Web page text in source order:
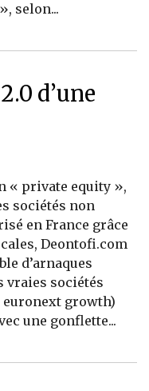
selon...
d’une
« private equity »,
sociétés non
en France grâce
Deontofi.com
d’arnaques
vraies sociétés
euronext growth)
une gonflette...